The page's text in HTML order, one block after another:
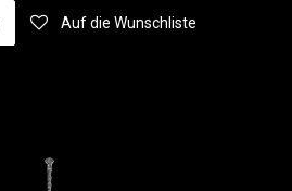
Auf die Wunschliste